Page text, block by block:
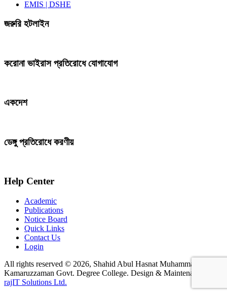
EMIS | DSHE
জরুরি হটলাইন
করোনা ভাইরাস প্রতিরোধে যোগাযোগ
একদেশ
ডেঙ্গু প্রতিরোধে করণীয়
Help Center
Academic
Publications
Notice Board
Quick Links
Contact Us
Login
All rights reserved © 2026, Shahid Abul Hasnat Muhammad
Kamaruzzaman Govt. Degree College. Design & Maintenance by
rajIT Solutions Ltd.